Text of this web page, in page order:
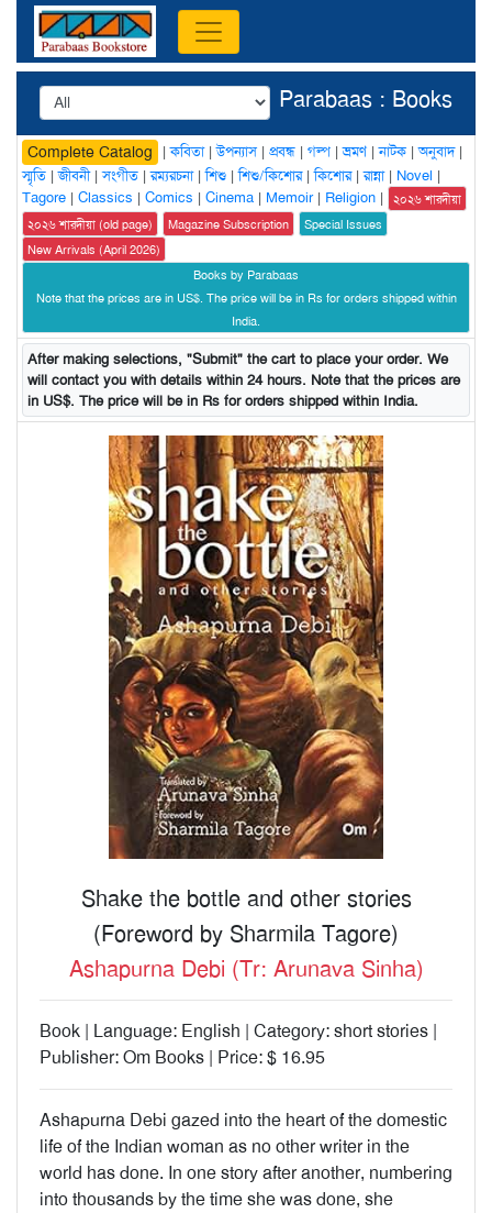
Parabaas : Books
Complete Catalog |কবিতা|উপন্যাস| প্রবন্ধ | গল্প |ভ্রমণ|নাটক |অনুবাদ|
স্মৃতি |জীবনী|সংগীত |রম্যরচনা|শিশু |শিশু/কিশোর|কিশোর|রান্না| Novel |
Tagore | Classics | Comics | Cinema | Memoir| Religion |
২০২৬ শারদীয়া
২০২৬ শারদীয়া (old page)
Magazine Subscription
Special Issues
New Arrivals (April 2026)
Books by Parabaas
Note that the prices are in US$. The price will be in Rs for orders shipped within
India.
After making selections, "Submit" the cart to place your order. We
will contact you with details within 24 hours. Note that the prices are
in US$. The price will be in Rs for orders shipped within India.
Shake the bottle and other stories
(Foreword by Sharmila Tagore)
Ashapurna Debi (Tr: Arunava Sinha)
Book | Language: English | Category: short stories |
Publisher: Om Books | Price: $ 16.95
Ashapurna Debi gazed into the heart of the domestic
life of the Indian woman as no other writer in the
world has done. In one story after another, numbering
into thousands by the time she was done, she